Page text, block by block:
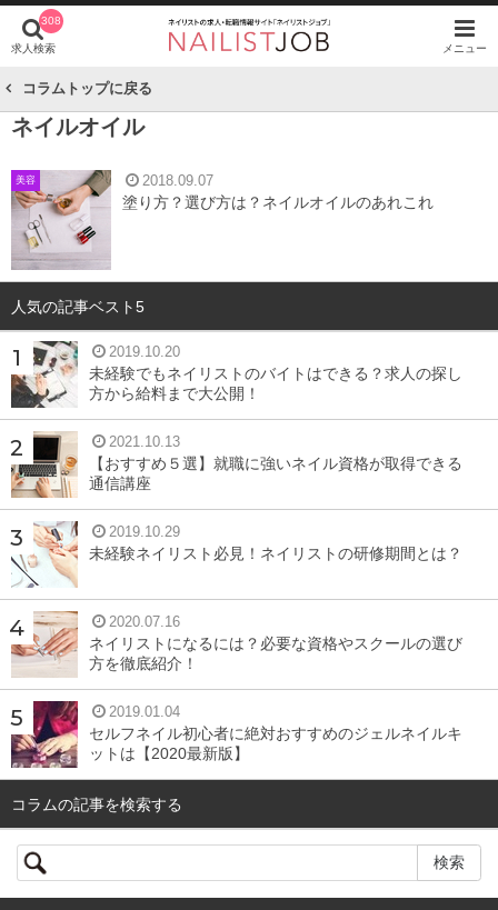
308
求人検索 メニュー
コラムトップに戻る
ネイルオイル
美容 2018.09.07
塗り方？選び方は？ネイルオイルのあれこれ
人気の記事ベスト5
2019.10.20
未経験でもネイリストのバイトはできる？求人の探し
方から給料まで大公開！
2021.10.13
【おすすめ５選】就職に強いネイル資格が取得できる
通信講座
2019.10.29
未経験ネイリスト必見！ネイリストの研修期間とは？
2020.07.16
ネイリストになるには？必要な資格やスクールの選び
方を徹底紹介！
2019.01.04
セルフネイル初心者に絶対おすすめのジェルネイルキ
ットは【2020最新版】
コラムの記事を検索する